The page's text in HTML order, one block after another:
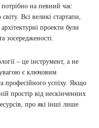
на певний час
Всі великі стартапи,
проекти були
зосередженості.
– це інструмент, а не
є ключовим
професійного успіху. Якщо
простір від нескінченних
про які інші лише